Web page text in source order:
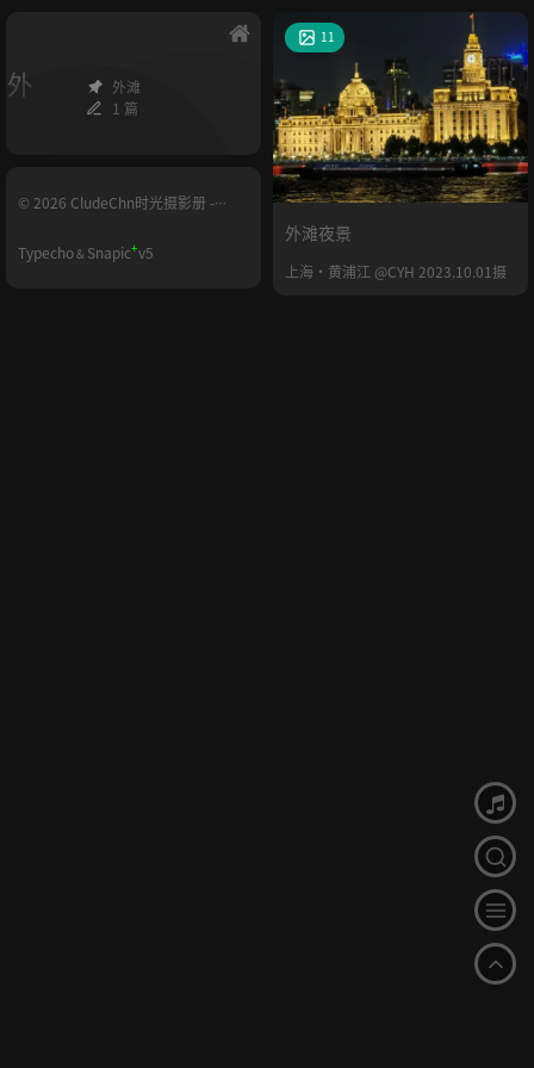
外
外滩
1 篇
11
外滩夜景
上海·黄浦江 @CYH 2023.10.01摄
© 2026 CludeChn时光摄影册 -
Typecho& Snapic+v5